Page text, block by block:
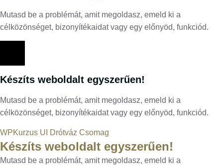
Mutasd be a problémát, amit megoldasz, emeld ki a
célközönséget, bizonyítékaidat vagy egy előnyöd, funkciód.
Készíts weboldalt egyszerűen!
Mutasd be a problémát, amit megoldasz, emeld ki a
célközönséget, bizonyítékaidat vagy egy előnyöd, funkciód.
WPKurzus UI Drótváz Csomag
Készíts weboldalt egyszerűen!
Mutasd be a problémát, amit megoldasz, emeld ki a